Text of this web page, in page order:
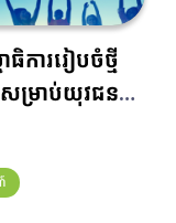
ាររៀបចំថ្មី
ម្រាប់យុវជន